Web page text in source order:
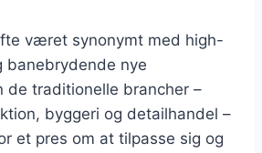
været synonymt med high-
banebrydende nye
de traditionelle brancher –
byggeri og detailhandel –
et pres om at tilpasse sig og